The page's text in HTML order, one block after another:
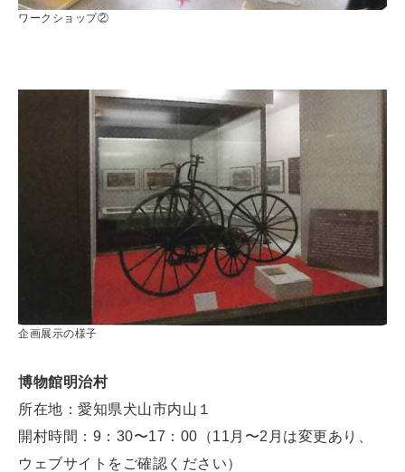
ワークショップ②
企画展示の様子
博物館明治村
所在地：愛知県犬山市内山１
開村時間：9：30〜17：00（11月〜2月は変更あり、
ウェブサイトをご確認ください）